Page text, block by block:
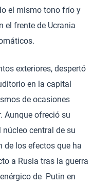
el mismo tono frío y
el frente de Ucrania
exteriores, despertó
en la capital
de ocasiones
Aunque ofreció su
núcleo central de su
de los efectos que ha
a Rusia tras la guerra
de Putin en